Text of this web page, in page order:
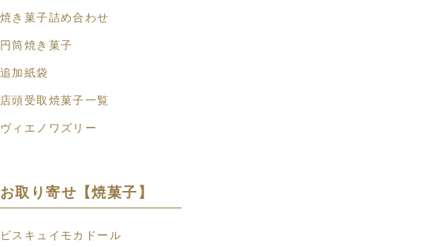
焼き菓子詰め合わせ
円筒焼き菓子
追加紙袋
店頭受取焼菓子一覧
ヴィエノワズリー
お取り寄せ【焼菓子】
ビスキュイモカドール